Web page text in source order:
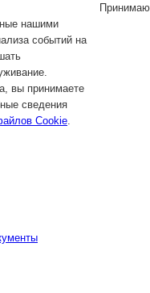
нашими
событий на
вы принимаете
сведения
Cookie.
Принимаю